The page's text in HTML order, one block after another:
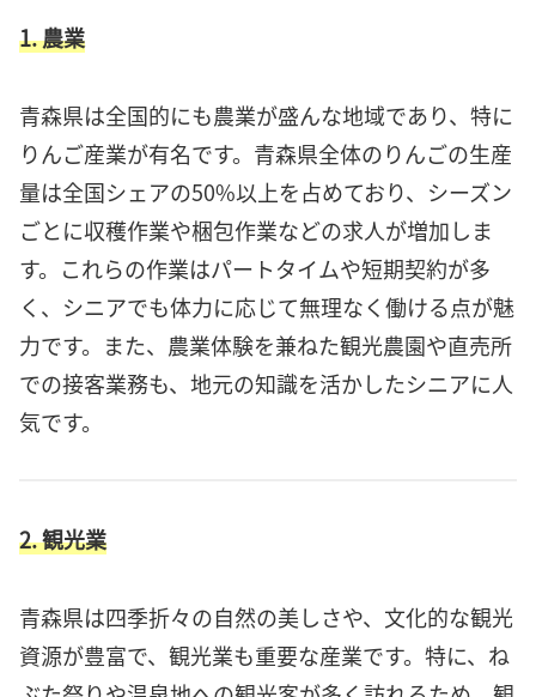
1. 農業
青森県は全国的にも農業が盛んな地域であり、特に
りんご産業が有名です。青森県全体のりんごの生産
量は全国シェアの50%以上を占めており、シーズン
ごとに収穫作業や梱包作業などの求人が増加しま
す。これらの作業はパートタイムや短期契約が多
く、シニアでも体力に応じて無理なく働ける点が魅
力です。また、農業体験を兼ねた観光農園や直売所
での接客業務も、地元の知識を活かしたシニアに人
気です。
2. 観光業
青森県は四季折々の自然の美しさや、文化的な観光
資源が豊富で、観光業も重要な産業です。特に、ね